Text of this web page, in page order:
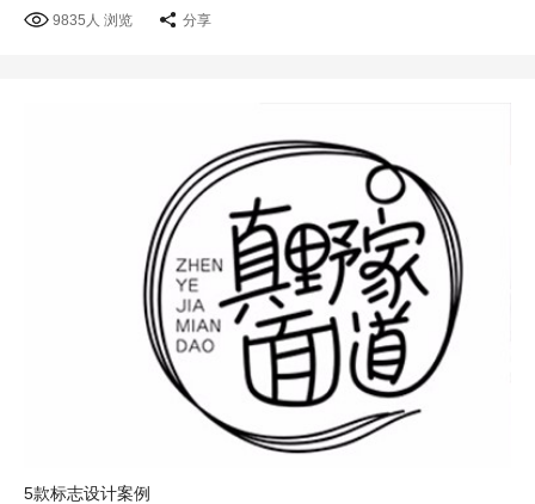
9835人 浏览 分享
5款标志设计案例